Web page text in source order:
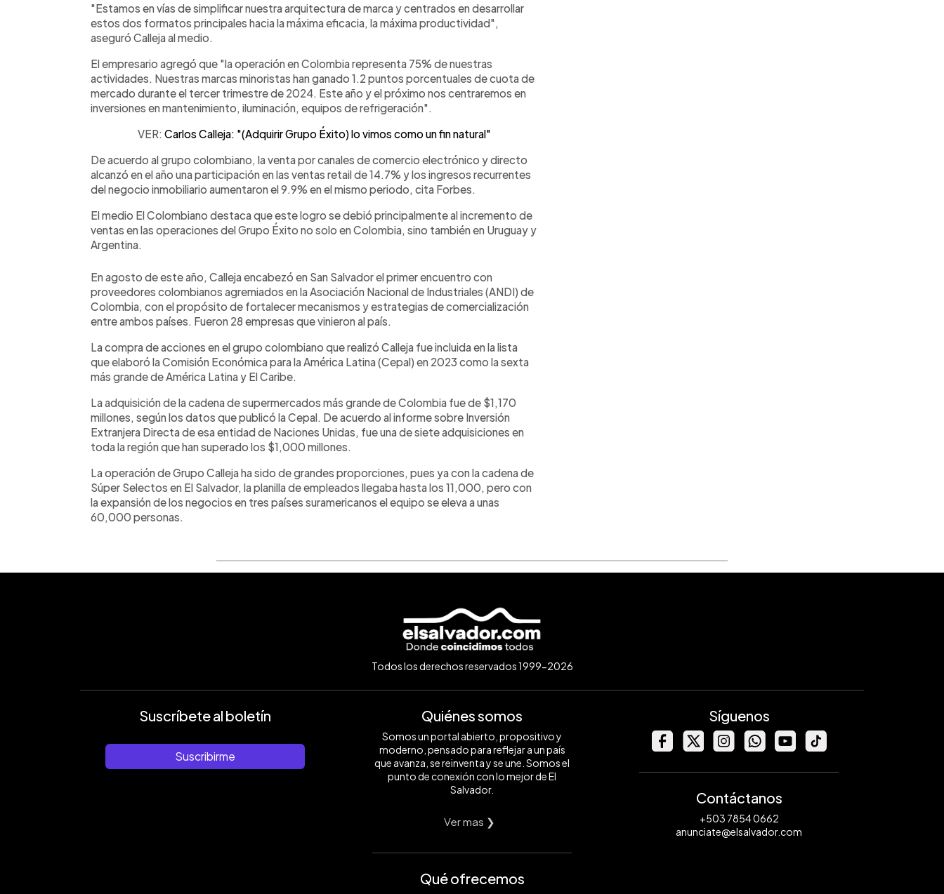
"Estamos en vías de simplificar nuestra arquitectura de marca y centrados en desarrollar
estos dos formatos principales hacia la máxima eficacia, la máxima productividad",
aseguró Calleja al medio.
El empresario agregó que "la operación en Colombia representa 75% de nuestras
actividades. Nuestras marcas minoristas han ganado 1.2 puntos porcentuales de cuota de
mercado durante el tercer trimestre de 2024. Este año y el próximo nos centraremos en
inversiones en mantenimiento, iluminación, equipos de refrigeración".
VER: Carlos Calleja: "(Adquirir Grupo Éxito) lo vimos como un fin natural"
De acuerdo al grupo colombiano, la venta por canales de comercio electrónico y directo
alcanzó en el año una participación en las ventas retail de 14.7% y los ingresos recurrentes
del negocio inmobiliario aumentaron el 9.9% en el mismo periodo, cita Forbes.
El medio El Colombiano destaca que este logro se debió principalmente al incremento de
ventas en las operaciones del Grupo Éxito no solo en Colombia, sino también en Uruguay y
Argentina.
En agosto de este año, Calleja encabezó en San Salvador el primer encuentro con
proveedores colombianos agremiados en la Asociación Nacional de Industriales (ANDI) de
Colombia, con el propósito de fortalecer mecanismos y estrategias de comercialización
entre ambos países. Fueron 28 empresas que vinieron al país.
La compra de acciones en el grupo colombiano que realizó Calleja fue incluida en la lista
que elaboró la Comisión Económica para la América Latina (Cepal) en 2023 como la sexta
más grande de América Latina y El Caribe.
La adquisición de la cadena de supermercados más grande de Colombia fue de $1,170
millones, según los datos que publicó la Cepal. De acuerdo al informe sobre Inversión
Extranjera Directa de esa entidad de Naciones Unidas, fue una de siete adquisiciones en
toda la región que han superado los $1,000 millones.
La operación de Grupo Calleja ha sido de grandes proporciones, pues ya con la cadena de
Súper Selectos en El Salvador, la planilla de empleados llegaba hasta los 11,000, pero con
la expansión de los negocios en tres países suramericanos el equipo se eleva a unas
60,000 personas.
Todos los derechos reservados 1999-2026
Suscríbete al boletín
Suscribirme
Quiénes somos
Somos un portal abierto, propositivo y
moderno, pensado para reflejar a un país
que avanza, se reinventa y se une. Somos el
punto de conexión con lo mejor de El
Salvador.
Ver mas ❯
Qué ofrecemos
Síguenos
Contáctanos
+503 7854 0662
anunciate@elsalvador.com